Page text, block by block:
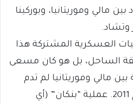
مالي وموريتانيا، وبوركينا
وتشاد.
العسكرية المشتركة هذا
الساحل، بل هو كان مسعى
مالي وموريتانيا لم تدم
طويلاً بدأت في العام 2011. عملية “بنكان” (أي